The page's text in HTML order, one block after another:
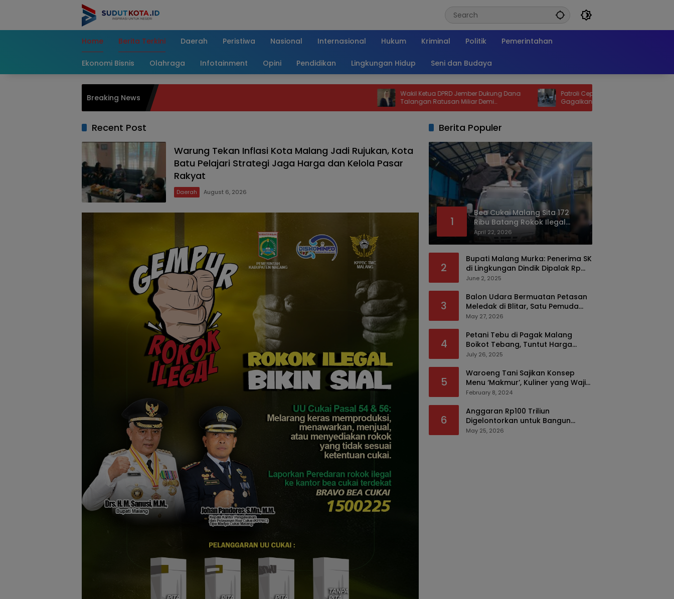
Home
Berita Terkini Daerah Peristiwa Nasional Internasional Hukum Kriminal Politik Pemerintahan
Ekonomi Bisnis Olahraga Infotainment Opini Pendidikan Lingkungan Hidup Seni dan Budaya
Breaking News
Wakil Ketua DPRD Jember Dukung Dana
Talangan Ratusan Miliar Demi
Percepatan Pembangunan dan Layanan
Patroli Cepat Polsek Karangploso
Gagalkan Curanmor, Motor Trail Korban
Kembali dalam Hitungan Jam
Recent Post
Warung Tekan Inflasi Kota Malang Jadi Rujukan, Kota
Batu Pelajari Strategi Jaga Harga dan Kelola Pasar
Rakyat
Daerah August 6, 2026
Berita Populer
1
Bea Cukai Malang Sita 172
Ribu Batang Rokok Ilegal
Bermodus Kemasan Sabun
April 22, 2026
2
Bupati Malang Murka: Penerima SK
di Lingkungan Dindik Dipalak Rp
150 Ribu Pakai Modus Tumpengan,
June 2, 2025
3
Balon Udara Bermuatan Petasan
Meledak di Blitar, Satu Pemuda
Tewas dan Dua Anak Luka Serius
May 27, 2026
4
Petani Tebu di Pagak Malang
Boikot Tebang, Tuntut Harga
yang Layak
July 26, 2025
5
Waroeng Tani Sajikan Konsep
Menu ‘Makmur’, Kuliner yang Wajib
Dikunjungi di Malang
February 8, 2024
6
Anggaran Rp100 Triliun
Digelontorkan untuk Bangun
Kembali Sumatra, Hunian Korban
May 25, 2026